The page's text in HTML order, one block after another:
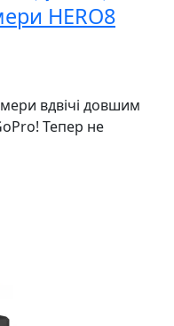
HERO8
вдвічі довшим
Тепер не